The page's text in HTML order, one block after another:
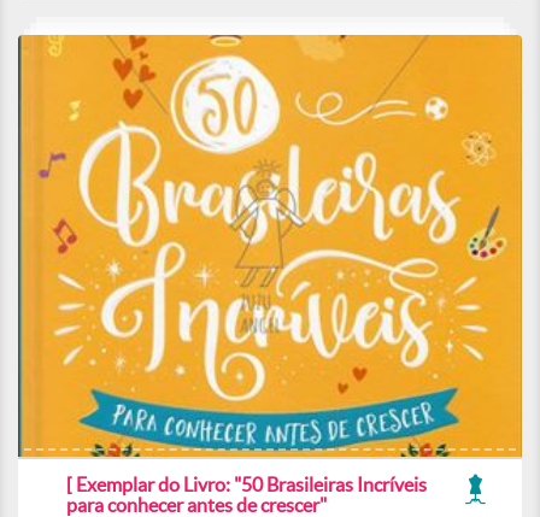
[ Exemplar do Livro: "50 Brasileiras Incríveis
para conhecer antes de crescer"